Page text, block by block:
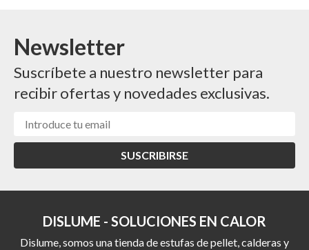
Newsletter
Suscríbete a nuestro newsletter para
recibir ofertas y novedades exclusivas.
SUSCRIBIRSE
DISLUME - SOLUCIONES EN CALOR
Dislume, somos una tienda de estufas de pellet, calderas y